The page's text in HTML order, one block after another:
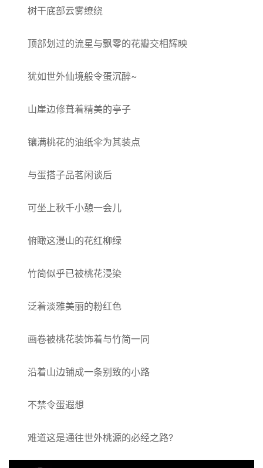
树干底部云雾缭绕
顶部划过的流星与飘零的花瓣交相辉映
犹如世外仙境般令蛋沉醉~
山崖边修葺着精美的亭子
镶满桃花的油纸伞为其装点
与蛋搭子品茗闲谈后
可坐上秋千小憩一会儿
俯瞰这漫山的花红柳绿
竹简似乎已被桃花浸染
泛着淡雅美丽的粉红色
画卷被桃花装饰着与竹简一同
沿着山边铺成一条别致的小路
不禁令蛋遐想
难道这是通往世外桃源的必经之路?